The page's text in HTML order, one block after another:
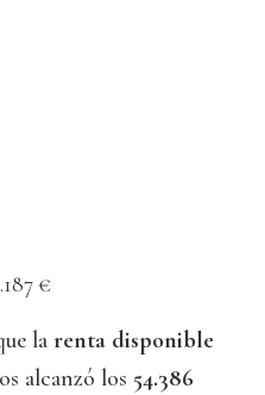
€
la renta disponible
alcanzó los 54.386